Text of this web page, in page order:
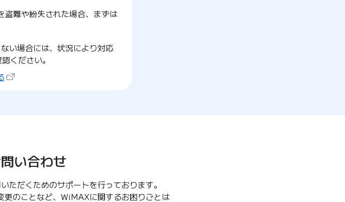
難や紛失された場合、まずは
い場合には、状況により対応
ください。
（新しいタブで開きます）
い合わせ
だくためのサポートを行っております。
のことなど、WiMAXに関するお困りごとは